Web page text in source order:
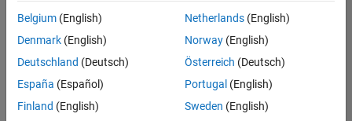
Belgium (English)
Denmark (English)
Deutschland (Deutsch)
España (Español)
Finland (English)
Netherlands(English)
Norway(English)
Österreich (Deutsch)
Portugal (English)
Sweden (English)
Centro de confianza
Marcas comerciales
Política de privacidad
Antipiratería
Estado de las aplicaciones
Información de contacto
© 1994-2026 The MathWorks, Inc.